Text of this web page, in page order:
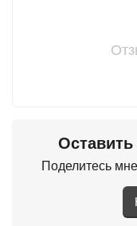
Оставить
Поделитесь